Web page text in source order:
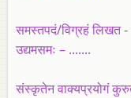
समस्तपदं/विग्रहं लिखत -
उद्यमसमः – .......
संस्कृतेन वाक्यप्रयोगं